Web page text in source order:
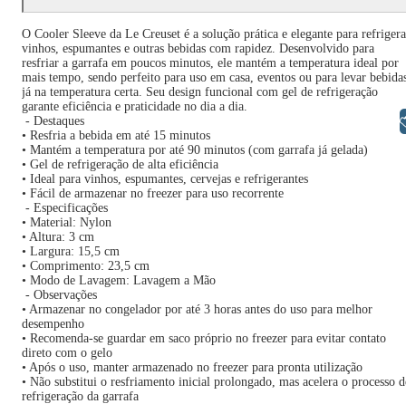
O Cooler Sleeve da Le Creuset é a solução prática e elegante para
vinhos, espumantes e outras bebidas com rapidez. Desenvolvido para
resfriar a garrafa em poucos minutos, ele mantém a temperatura ideal por
mais tempo, sendo perfeito para uso em casa, eventos ou para levar
já na temperatura certa. Seu design funcional com gel de refrigeração
garante eficiência e praticidade no dia a dia.
- Destaques
• Resfria a bebida em até 15 minutos
• Mantém a temperatura por até 90 minutos (com garrafa já gelada)
• Gel de refrigeração de alta eficiência
• Ideal para vinhos, espumantes, cervejas e refrigerantes
• Fácil de armazenar no freezer para uso recorrente
- Especificações
• Material: Nylon
• Altura: 3 cm
• Largura: 15,5 cm
• Comprimento: 23,5 cm
• Modo de Lavagem: Lavagem a Mão
- Observações
• Armazenar no congelador por até 3 horas antes do uso para melhor
desempenho
• Recomenda-se guardar em saco próprio no freezer para evitar contato
direto com o gelo
• Após o uso, manter armazenado no freezer para pronta utilização
• Não substitui o resfriamento inicial prolongado, mas acelera o processo
refrigeração da garrafa